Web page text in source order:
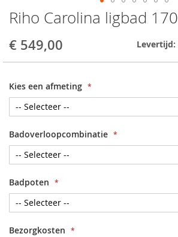
Riho Carolina ligbad
€ 549,00 Levertijd:
Kies een afmeting
Badoverloopcombinatie
Badpoten
Bezorgkosten
Skip
to
the
beginning
of
images
gallery